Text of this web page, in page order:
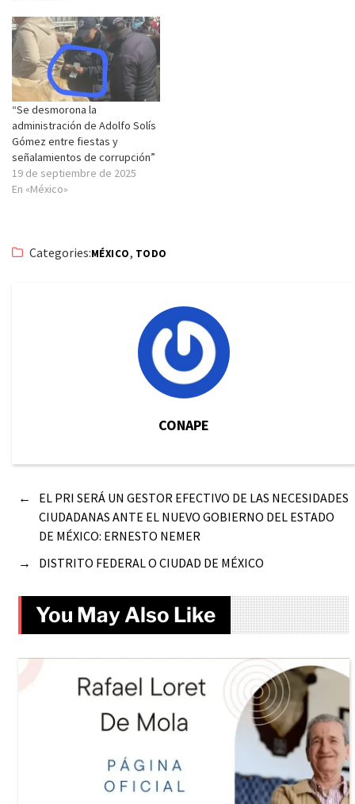
“Se desmorona la
administración de Adolfo Solís
Gómez entre fiestas y
señalamientos de corrupción”
19 de septiembre de 2025
En «México»
Categories:MÉXICO, TODO
CONAPE
←
EL PRI SERÁ UN GESTOR EFECTIVO DE LAS NECESIDADES
CIUDADANAS ANTE EL NUEVO GOBIERNO DEL ESTADO
DE MÉXICO: ERNESTO NEMER
→
DISTRITO FEDERAL O CIUDAD DE MÉXICO
You May Also Like